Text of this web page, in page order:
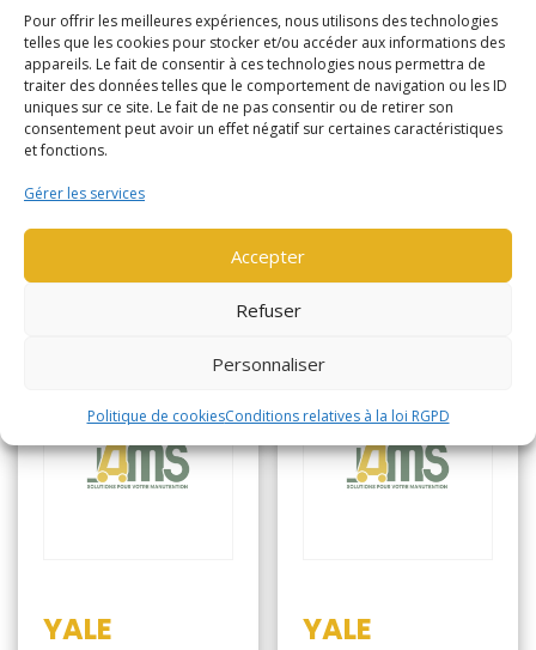
Pour offrir les meilleures expériences, nous utilisons des technologies
telles que les cookies pour stocker et/ou accéder aux informations des
appareils. Le fait de consentir à ces technologies nous permettra de
traiter des données telles que le comportement de navigation ou les ID
uniques sur ce site. Le fait de ne pas consentir ou de retirer son
consentement peut avoir un effet négatif sur certaines caractéristiques
et fonctions.
Gérer les services
Accepter
Refuser
Personnaliser
Politique de cookiesConditions relatives à la loi RGPD
Année de
fabrication
2020
Horamètre 13229
Horamètre 943
YALE
YALE